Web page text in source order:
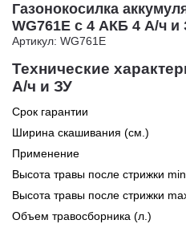
Газонокосилка
WG761E с 4 АКБ 4 А/ч и
Артикул: WG761E
Технические
А/ч и ЗУ
Срок гарантии
Ширина скашивания (см.)
Применение
Высота травы после стрижки
Высота травы после стрижки
Объем травосборника (л.)